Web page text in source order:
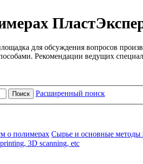
для обсуждения вопросов
Рекомендации ведущих
Поиск Расширенный поиск
о полимерах Сырье и основные методы
3D scanning, etc